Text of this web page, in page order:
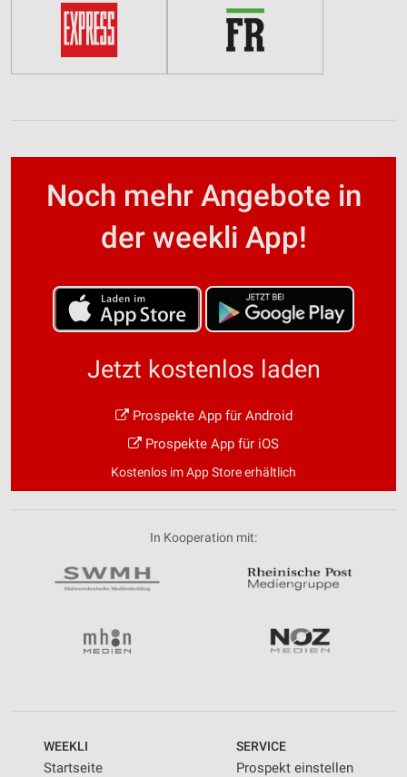
Noch mehr Angebote in
der weekli App!
Jetzt kostenlos laden
Prospekte App für Android
Prospekte App für iOS
Kostenlos im App Store erhältlich
In Kooperation mit:
WEEKLI
Startseite
SERVICE
Prospekt einstellen